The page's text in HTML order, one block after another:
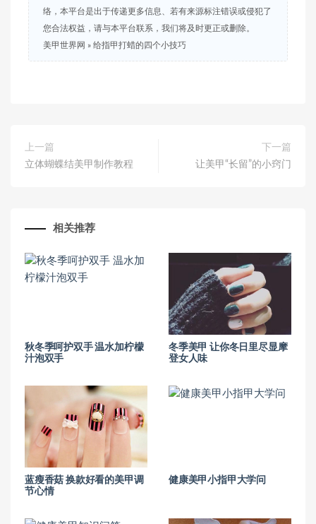
络，本平台是出于传递更多信息、若有来源标注错误或侵犯了
您合法权益，请与本平台联系，我们将及时更正或删除。
美甲世界网 » 给指甲打蜡的四个小技巧
上一篇
立体蝴蝶结美甲制作教程
下一篇
让美甲“长留”的小窍门
相关推荐
秋冬季呵护双手 温水加柠檬
汁泡双手
冬季美甲 让你冬日里尽显摩
登女人味
蓝瘦香菇 换款好看的美甲调
节心情
健康美甲小指甲大学问